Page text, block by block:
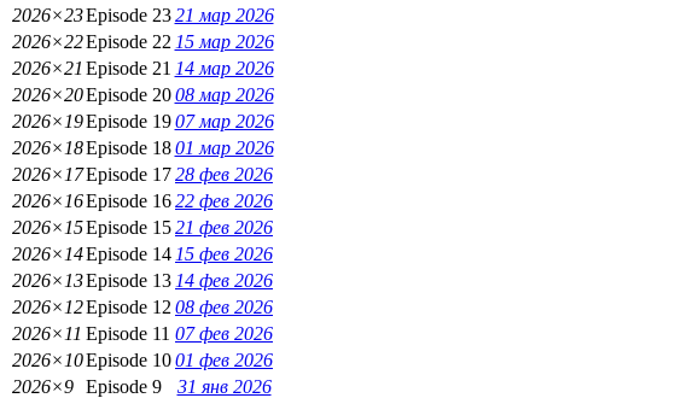
2026×23Episode 2321 мар 2026
2026×22Episode 22 15 мар 2026
2026×21 Episode 21 14 мар 2026
2026×20Episode 2008 мар 2026
2026×19Episode 1907 мар 2026
2026×18Episode 1801 мар 2026
2026×17Episode 1728 фев 2026
2026×16Episode 1622 фев 2026
2026×15Episode 1521 фев 2026
2026×14Episode 14 15 фев 2026
2026×13Episode 13 14 фев 2026
2026×12Episode 12 08 фев 2026
2026×11 Episode 11 07 фев 2026
2026×10Episode 1001 фев 2026
2026×9 Episode 9
31 янв 2026